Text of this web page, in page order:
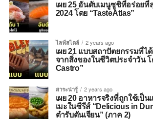
เผย 25 อันดับเมนูซูชิที่อร่อยที่
2024 โดย “TasteAtlas”
ไลฟ์สไตล์ 2 years ago
เผย 21 แบบสถาปัตยกรรมที่ไ
จากสิ่งของในชีวิตประจำวัน โ
Castro”
สาระน่ารู้ 2 years ago
เผย 20 อาหารจริงที่ถูกใช้เป็
เมะในซีรีส์ “Delicious in
ตำรับดันเจียน” (ภาค 2)